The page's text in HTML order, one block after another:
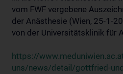
vom FWF vergebene
der Anästhesie (Wien, 25-1-
von der Universitätsklinik für
https://
uns/news/detail/gottfried-